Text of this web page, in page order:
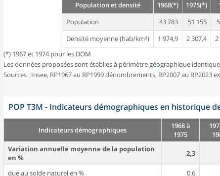
Population et densité 1968(*) 1975(*)
Population
43 783 51 155
Densité moyenne (hab/km²)
1 974,9 2 307,4 2
(*) 1967 et 1974 pour les DOM
Les données proposées sont établies à périmètre géographique
Sources : Insee, RP1967 au RP1999 dénombrements, RP2007 au RP2023
POP T3M - Indicateurs démographiques en historique
Indicateurs démographiques
1968 à
1975
Variation annuelle moyenne de la population
en %
2,3
due au solde naturel en % 0,6